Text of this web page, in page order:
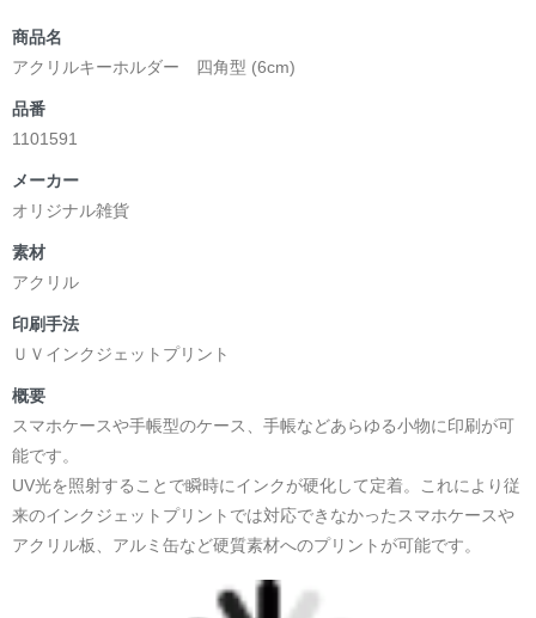
商品名
アクリルキーホルダー 四角型 (6cm)
品番
1101591
メーカー
オリジナル雑貨
素材
アクリル
印刷手法
ＵＶインクジェットプリント
概要
スマホケースや手帳型のケース、手帳などあらゆる小物に印刷が可
能です。
UV光を照射することで瞬時にインクが硬化して定着。これにより従
来のインクジェットプリントでは対応できなかったスマホケースや
アクリル板、アルミ缶など硬質素材へのプリントが可能です。